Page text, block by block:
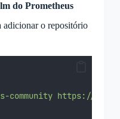
do Prometheus
adicionar o repositório
community https://